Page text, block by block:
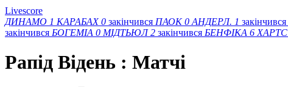
Livescore
ДИНАМО 1 КАРАБАХ 0 закінчився ПАОК 0 АНДЕРЛ. 1 закінчився
закінчився БОГЕМІА 0 МІДТЬЮЛ 2 закінчився БЕНФІКА 6 ХАРТС
Рапід Відень : Матчi